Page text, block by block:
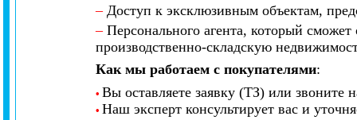
–Доступ к эксклюзивным объектам,
–Персонального агента, который
производственно-складскую
Как мы работаем с покупателями:
• Вы оставляете заявку (ТЗ) или звоните
• Наш эксперт консультирует вас и